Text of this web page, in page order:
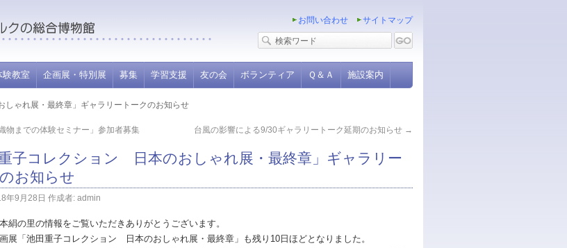
お問い合わせ サイトマップ
験教室 企画展・特別展 募集 学習支援 友の会 ボランティア Ｑ＆Ａ 施設案内
ゃれ展・最終章」ギャラリートークのお知らせ
物までの体験セミナー」参加者募集 台風の影響による9/30ギャラリートーク延期のお知らせ →
重子コレクション 日本のおしゃれ展・最終章」ギャラリー
お知らせ
年9月28日 作成者: admin
絹の里の情報をご覧いただきありがとうございます。
展「池田重子コレクション 日本のおしゃれ展・最終章」も残り10日ほどとなりました。